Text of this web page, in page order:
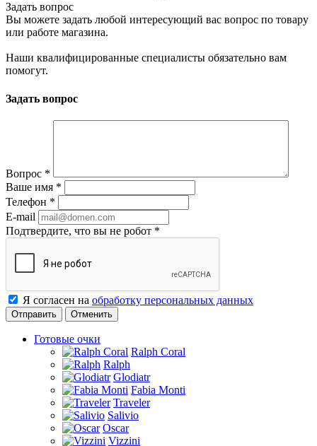
Задать вопрос
Вы можете задать любой интересующий вас вопрос по товару
или работе магазина.
Наши квалифицированные специалисты обязательно вам
помогут.
Задать вопрос
Вопрос *
Ваше имя *
Телефон *
E-mail
Подтвердите, что вы не робот *
Я согласен на обработку персональных данных
Отменить
Готовые очки
Ralph Coral
Ralph
Glodiatr
Fabia Monti
Traveler
Salivio
Oscar
Vizzini